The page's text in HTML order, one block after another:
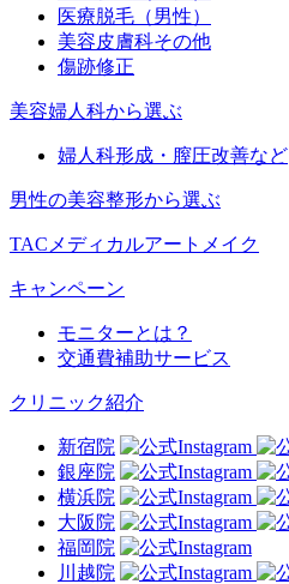
医療脱毛（男性）
美容皮膚科その他
傷跡修正
美容婦人科から選ぶ
婦人科形成・膣圧改善など
男性の美容整形から選ぶ
TACメディカルアートメイク
キャンペーン
モニターとは？
交通費補助サービス
クリニック紹介
新宿院
銀座院
横浜院
大阪院
福岡院
川越院